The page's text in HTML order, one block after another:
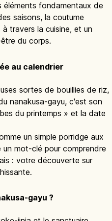
éléments fondamentaux de
saisons, la coutume
travers la cuisine, et un
du corps.
au calendrier
sortes de bouillies de riz,
nanakusa-gayu, c'est son
du printemps » et la date
un simple porridge aux
un mot-clé pour comprendre
: votre découverte sur
gayu ?